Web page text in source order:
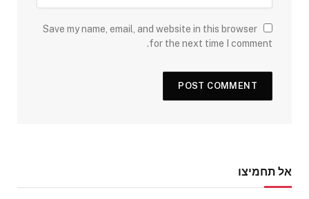
Save my name, email, and website in this browser
for the next time I comment.
אל תחמיצו